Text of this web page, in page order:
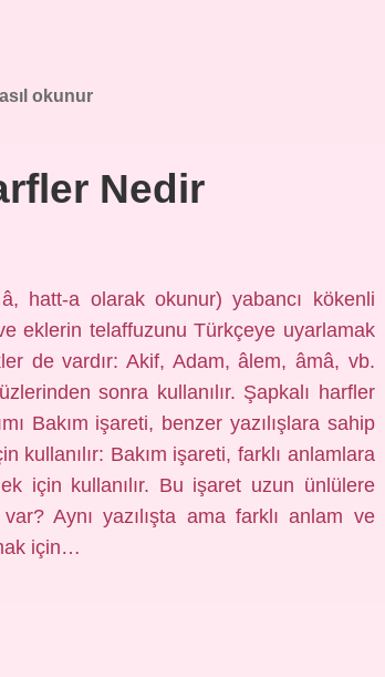
okunur
Nedir
hatt-a olarak okunur) yabancı kökenli
eklerin telaffuzunu Türkçeye uyarlamak
de vardır: Akif, Adam, âlem, âmâ, vb.
sonra kullanılır. Şapkalı harfler
Bakım işareti, benzer yazılışlara sahip
kullanılır: Bakım işareti, farklı anlamlara
için kullanılır. Bu işaret uzun ünlülere
Aynı yazılışta ama farklı anlam ve
için…